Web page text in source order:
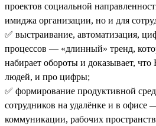
проектов социальной
имиджа организации, но и для
✅ выстраивание, автоматизация,
процессов — «длинный» тренд,
набирает обороты и доказывает,
людей, и про цифры;
✅ формирование продуктивной
сотрудников на удалёнке и в
коммуникации, рабочих